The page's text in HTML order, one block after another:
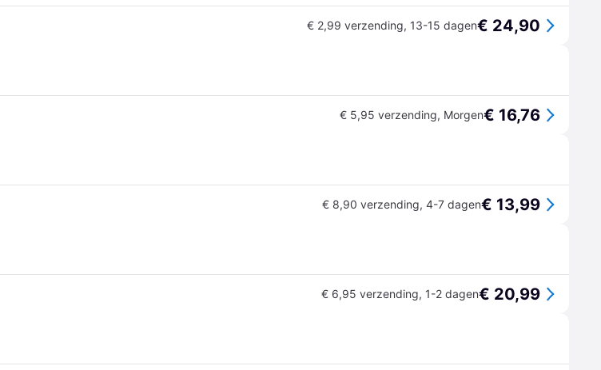
€ 2,99 verzending, 13-15 dagen€ 24,90
€ 5,95 verzending, Morgen€ 16,76
€ 8,90 verzending, 4-7 dagen€ 13,99
€ 6,95 verzending, 1-2 dagen€ 20,99